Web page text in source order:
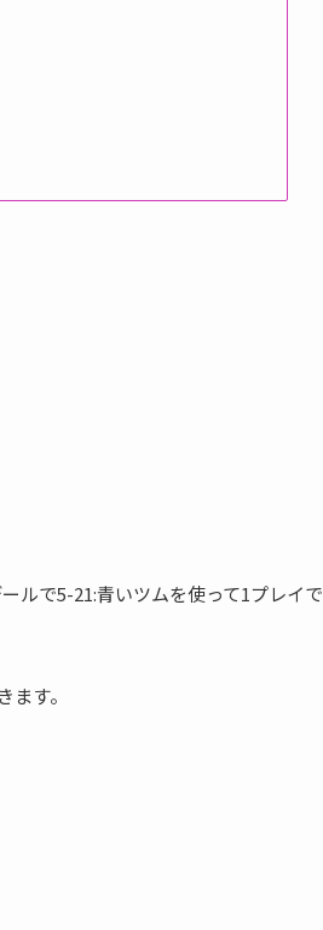
ルで5-21:青いツムを使って1プレイで
す。